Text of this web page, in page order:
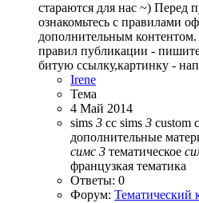
стараются для нас ~) Перед
ознакомьтесь с правилами
дополнительным
правил публикации -
битую ссылку,картинку -
Irene
Тема
4 Май 2014
sims 3 cc sims 3 custom
дополнительные
симс 3 тематическое
французкая тематика
Ответы: 0
Форум: Тематический